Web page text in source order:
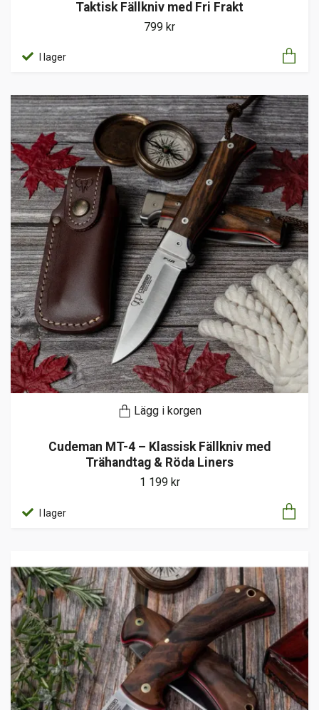
Taktisk Fällkniv med Fri Frakt
799 kr
I lager
Lägg i korgen
Cudeman MT-4 – Klassisk Fällkniv med
Trähandtag & Röda Liners
1 199 kr
I lager